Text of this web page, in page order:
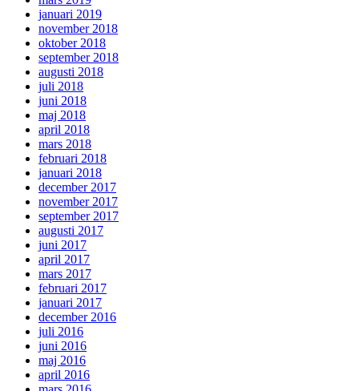
januari 2019
november 2018
oktober 2018
september 2018
augusti 2018
juli 2018
juni 2018
maj 2018
april 2018
mars 2018
februari 2018
januari 2018
december 2017
november 2017
september 2017
augusti 2017
juni 2017
april 2017
mars 2017
februari 2017
januari 2017
december 2016
juli 2016
juni 2016
maj 2016
april 2016